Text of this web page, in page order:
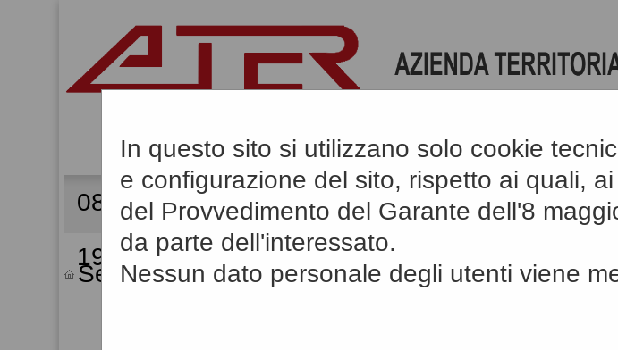
08/08/2026
19:00
A - A - A | Grafica -
Sei qui: Home» Mappa del sito
In questo sito si utilizzano solo cookie
e configurazione del sito, rispetto ai quali,
del Provvedimento del Garante dell'8
da parte dell'interessato.
Nessun dato personale degli utenti viene